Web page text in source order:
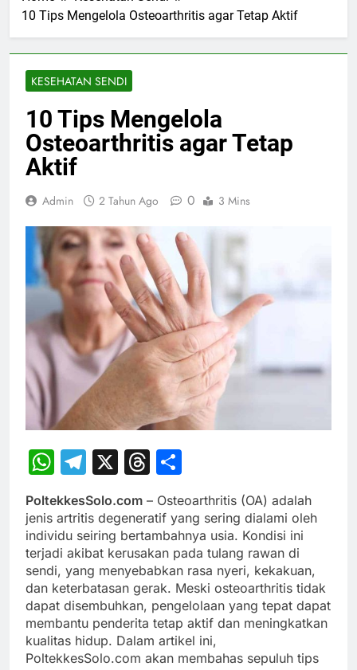
10 Tips Mengelola Osteoarthritis agar Tetap Aktif
KESEHATAN SENDI
10 Tips Mengelola
Osteoarthritis agar Tetap
Aktif
Admin 2 Tahun Ago 0 3 Mins
WhatsApp
Telegram
X Threads
PoltekkesSolo.com – Osteoarthritis (OA) adalah
jenis artritis degeneratif yang sering dialami oleh
individu seiring bertambahnya usia. Kondisi ini
terjadi akibat kerusakan pada tulang rawan di
sendi, yang menyebabkan rasa nyeri, kekakuan,
dan keterbatasan gerak. Meski osteoarthritis tidak
dapat disembuhkan, pengelolaan yang tepat dapat
membantu penderita tetap aktif dan meningkatkan
kualitas hidup. Dalam artikel ini,
PoltekkesSolo.com akan membahas sepuluh tips